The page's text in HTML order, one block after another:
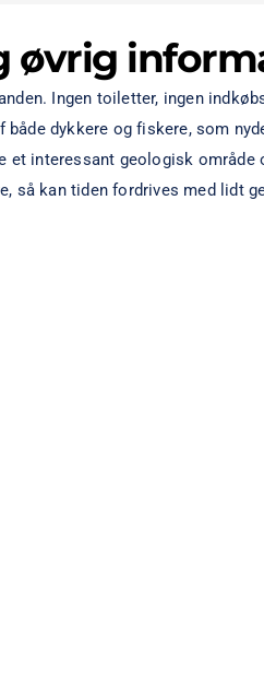
øvrig
Ingen toiletter, ingen
dykkere og fiskere, som
et interessant geologisk
så kan tiden fordrives med lidt